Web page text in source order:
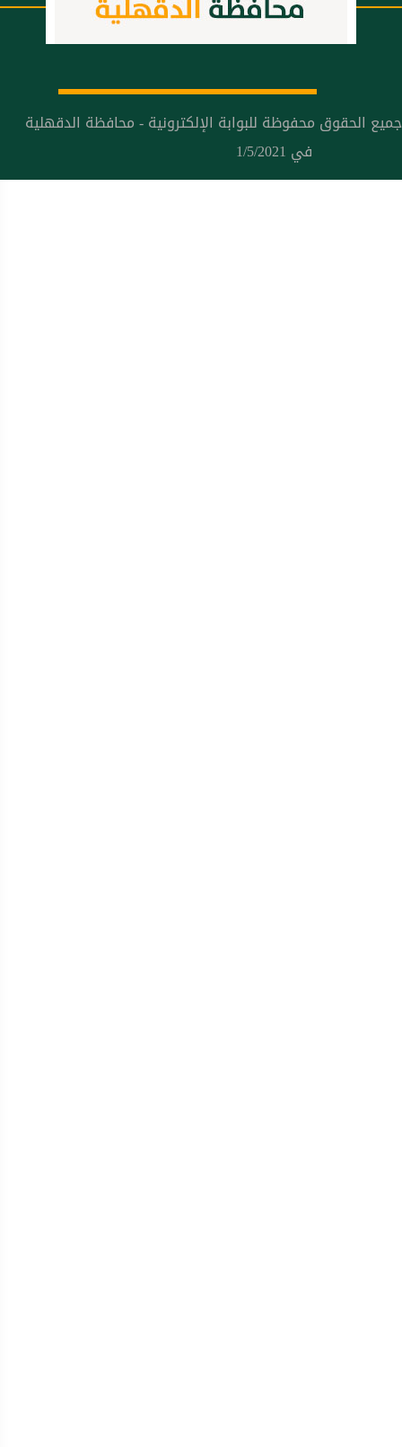
جميع الحقوق محفوظة للبوابة الإلكترونية - محافظة الدقهلية
في 1/5/2021